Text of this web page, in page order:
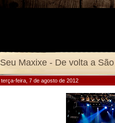
Seu Maxixe - De volta a
terça-feira, 7 de agosto de 2012